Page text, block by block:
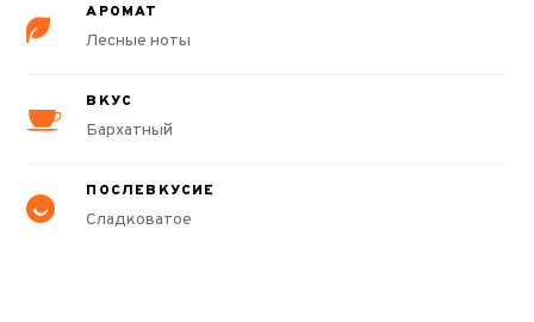
АРОМАТ
Лесные ноты
ВКУС
Бархатный
ПОСЛЕВКУСИЕ
Сладковатое